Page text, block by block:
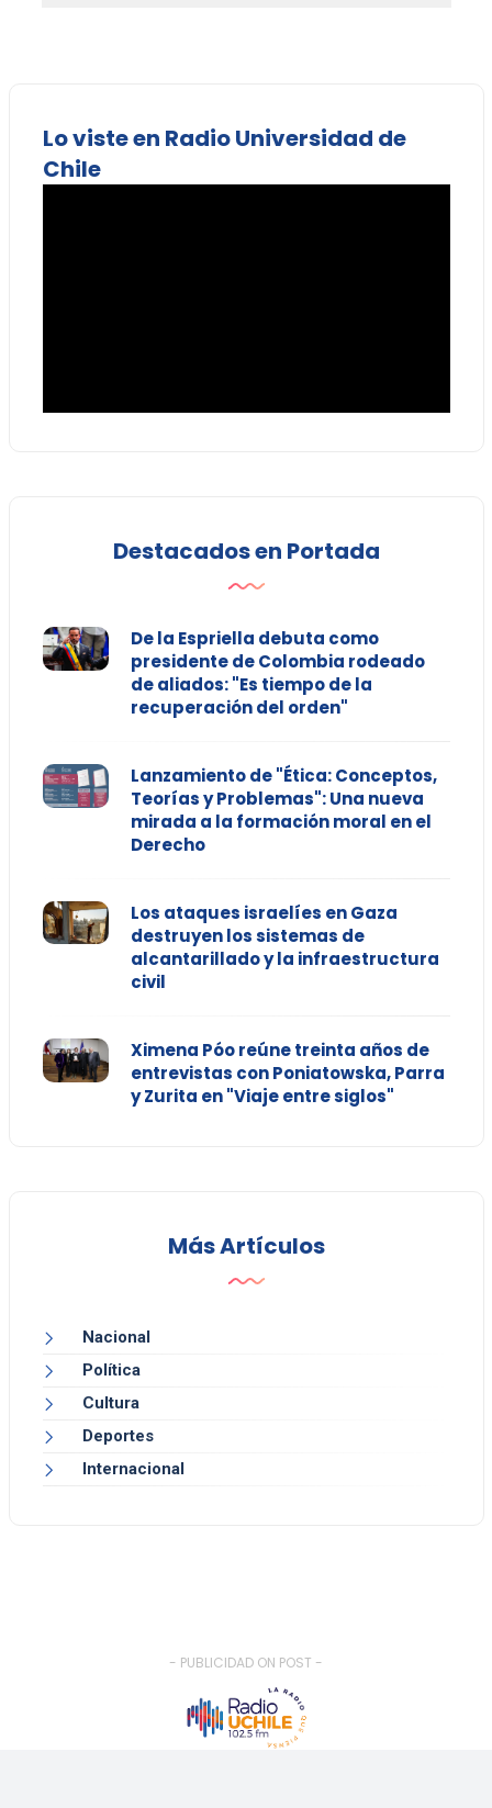
Lo viste en Radio Universidad de
Chile
Destacados en Portada
De la Espriella debuta como
presidente de Colombia rodeado
de aliados: "Es tiempo de la
recuperación del orden"
Lanzamiento de "Ética: Conceptos,
Teorías y Problemas": Una nueva
mirada a la formación moral en el
Derecho
Los ataques israelíes en Gaza
destruyen los sistemas de
alcantarillado y la infraestructura
civil
Ximena Póo reúne treinta años de
entrevistas con Poniatowska, Parra
y Zurita en "Viaje entre siglos"
Más Artículos
Nacional
Política
Cultura
Deportes
Internacional
- PUBLICIDAD ON POST -